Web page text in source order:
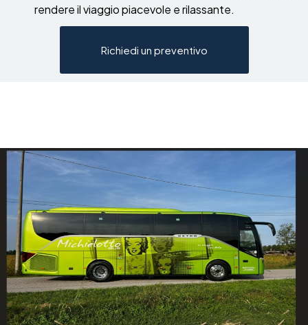
rendere il viaggio piacevole e rilassante.
Richiedi un preventivo